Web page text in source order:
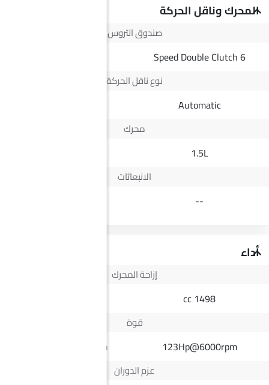
المحرك وناقل الحركة
صندوق التروس
6 Speed Double Clutch
نوع ناقل الحركة
Automatic
محرك
1.5L
الانبعاثات
--
أداء
إزاحة المحرك
1498 cc
قوة
123Hp@6000rpm
164Hp@3400rpm
عزم الدوران